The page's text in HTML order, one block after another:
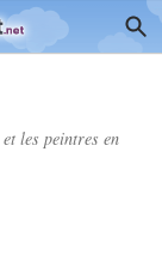
et les peintres en